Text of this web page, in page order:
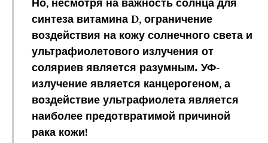
Но, несмотря на важность солнца для
синтеза витамина D, ограничение
воздействия на кожу солнечного света и
ультрафиолетового излучения от
соляриев является разумным. УФ-
излучение является канцерогеном, а
воздействие ультрафиолета является
наиболее предотвратимой причиной
рака кожи!